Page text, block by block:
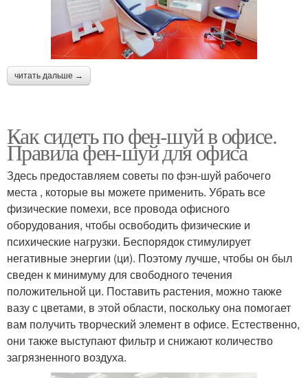
читать дальше →
Как сидеть по фен-шуй в офисе.
Правила фен-шуй для офиса
Здесь предоставляем советы по фэн-шуй рабочего
места , которые вы можете применить. Убрать все
физические помехи, все провода офисного
оборудования, чтобы освободить физические и
психические нагрузки. Беспорядок стимулирует
негативные энергии (ци). Поэтому лучше, чтобы он был
сведен к минимуму для свободного течения
положительной ци. Поставить растения, можно также
вазу с цветами, в этой области, поскольку она помогает
вам получить творческий элемент в офисе. Естественно,
они также выступают фильтр и снижают количество
загрязненного воздуха.